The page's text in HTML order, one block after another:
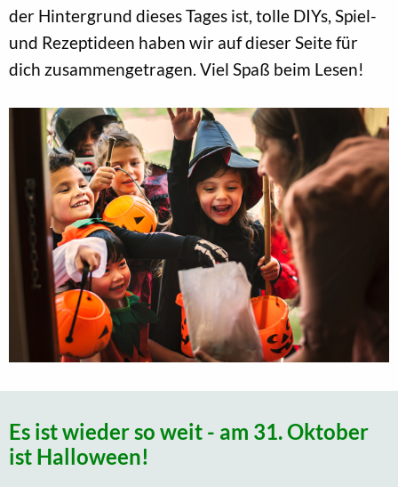
der Hintergrund dieses Tages ist, tolle DIYs, Spiel-
und Rezeptideen haben wir auf dieser Seite für
dich zusammengetragen. Viel Spaß beim Lesen!
Es ist wieder so weit - am 31. Oktober
ist Halloween!